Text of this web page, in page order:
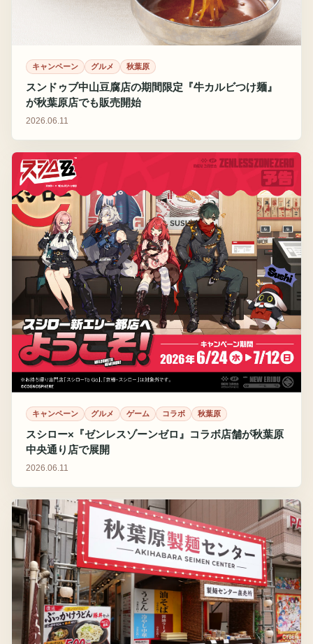
キャンペーン グルメ 秋葉原
スンドゥブ中山豆腐店の期間限定『牛カルビつけ麺』
が秋葉原店でも販売開始
2026.06.11
キャンペーン グルメ ゲーム コラボ 秋葉原
スシロー×『ゼンレスゾーンゼロ』コラボ店舗が秋葉原
中央通り店で展開
2026.06.11